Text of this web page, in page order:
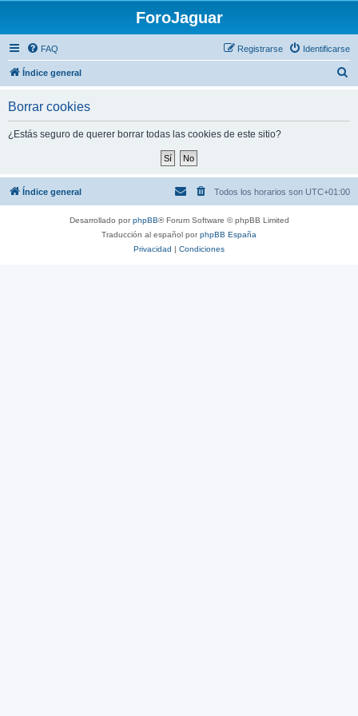
ForoJaguar
FAQ Identificarse
Registrarse
Índice general
Borrar cookies
¿Estás seguro de querer borrar todas las cookies de este sitio?
Índice general Todos los horarios son UTC+01:00
Desarrollado porphpBB® Forum Software © phpBB Limited
Traducción al español porphpBB España
Privacidad | Condiciones